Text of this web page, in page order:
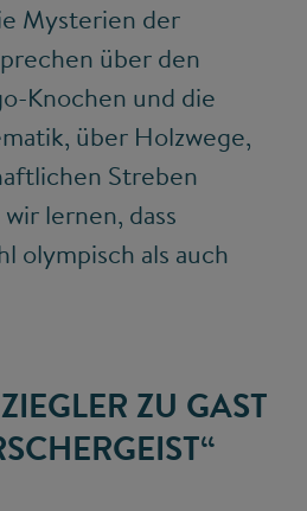
Mysterien der
über den
Knochen und die
über Holzwege,
Streben
lernen, dass
olympisch als auch
ZU GAST